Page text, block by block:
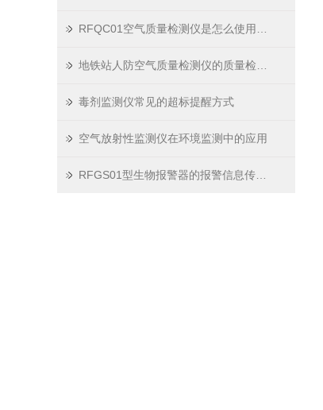
毒剂监测仪常见的超标提醒方式
空气放射性监测仪在环境监测中的应用